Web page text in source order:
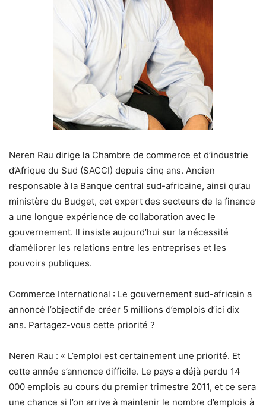
Neren Rau dirige la Chambre de commerce et d’industrie
d’Afrique du Sud (SACCI) depuis cinq ans. Ancien
responsable à la Banque central sud-africaine, ainsi qu’au
ministère du Budget, cet expert des secteurs de la finance
a une longue expérience de collaboration avec le
gouvernement. Il insiste aujourd’hui sur la nécessité
d’améliorer les relations entre les entreprises et les
pouvoirs publiques.
Commerce International : Le gouvernement sud-africain a
annoncé l’objectif de créer 5 millions d’emplois d’ici dix
ans. Partagez-vous cette priorité ?
Neren Rau : « L’emploi est certainement une priorité. Et
cette année s’annonce difficile. Le pays a déjà perdu 14
000 emplois au cours du premier trimestre 2011, et ce sera
une chance si l’on arrive à maintenir le nombre d’emplois à